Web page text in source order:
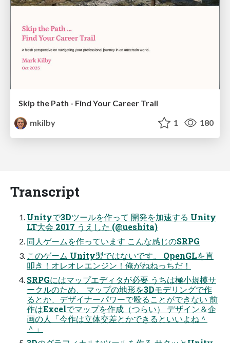
Skip the Path - Find Your Career Trail
mkilby
1 180
Transcript
Unityで3Dツールを作って 開発を加速する Unity
LT大会 2017 うえした (@ueshita)
同人ゲームを作っています こんな感じのSRPG
このゲーム Unity製ではないです。 OpenGLを直
叩き！オレオレエンジン！俺がねねっちだ！
SRPGにはマップエディタが必要 うちは極小規模サ
ークルのため、 マップの地形を3Dモデリングで作
るとか、デザイナーパワーで殴ることができない 前
作はExcelでマップを作成（つらい） デザイン＆企
画の人「今作は立体交差とかできるといいよね＾
＾」